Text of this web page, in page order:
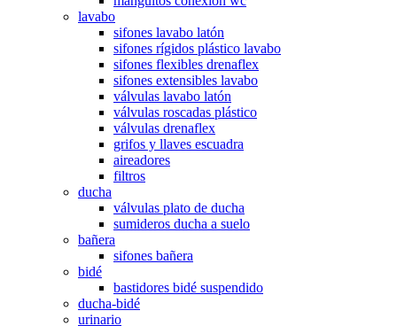
lavabo
sifones lavabo latón
sifones rígidos plástico lavabo
sifones flexibles drenaflex
sifones extensibles lavabo
válvulas lavabo latón
válvulas roscadas plástico
válvulas drenaflex
grifos y llaves escuadra
aireadores
filtros
ducha
válvulas plato de ducha
sumideros ducha a suelo
bañera
sifones bañera
bidé
bastidores bidé suspendido
ducha-bidé
urinario